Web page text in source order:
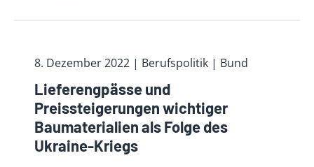
8. Dezember 2022 | Berufspolitik | Bund
Lieferengpässe und
Preissteigerungen wichtiger
Baumaterialien als Folge des
Ukraine-Kriegs